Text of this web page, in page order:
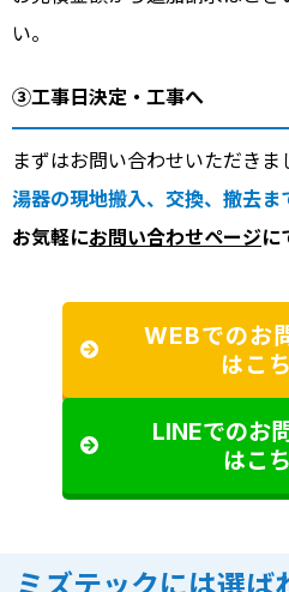
い。
③工事日決定・工事へ
まずはお問い合わせいただきま
湯器の現地搬入、交換、撤去ま
お気軽にお問い合わせページに
WEBでのお
はこ
LINEでのお
はこ
ミズテックには選ば